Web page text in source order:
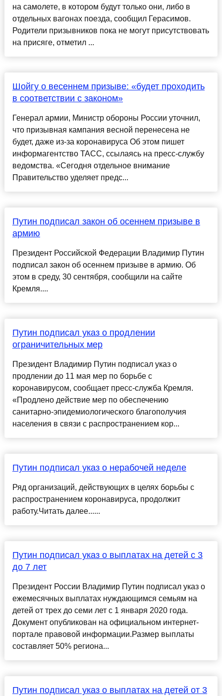
на самолете, в котором будут только они, либо в
отдельных вагонах поезда, сообщил Герасимов.
Родители призывников пока не могут присутствовать
на присяге, отметил ...
Шойгу о весеннем призыве: «будет проходить
в соответствии с законом»
Генерал армии, Министр обороны России уточнил,
что призывная кампания весной перенесена не
будет, даже из-за коронавируса Об этом пишет
информагентство ТАСС, ссылаясь на пресс-службу
ведомства. «Сегодня отдельное внимание
Правительство уделяет предс...
Путин подписал закон об осеннем призыве в
армию
Президент Российской Федерации Владимир Путин
подписал закон об осеннем призыве в армию. Об
этом в среду, 30 сентября, сообщили на сайте
Кремля....
Путин подписал указ о продлении
ограничительных мер
Президент Владимир Путин подписал указ о
продлении до 11 мая мер по борьбе с
коронавирусом, сообщает пресс-служба Кремля.
«Продлено действие мер по обеспечению
санитарно-эпидемиологического благополучия
населения в связи с распространением кор...
Путин подписал указ о нерабочей неделе
Ряд организаций, действующих в целях борьбы с
распространением коронавируса, продолжит
работу.Читать далее......
Путин подписал указ о выплатах на детей с 3
до 7 лет
Президент России Владимир Путин подписал указ о
ежемесячных выплатах нуждающимся семьям на
детей от трех до семи лет с 1 января 2020 года.
Документ опубликован на официальном интернет-
портале правовой информации.Размер выплаты
составляет 50% региона...
Путин подписал указ о выплатах на детей от 3